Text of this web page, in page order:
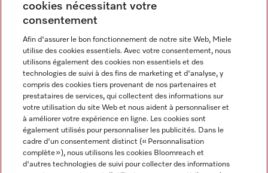
Découvrez la boutique Miele proche de chez vous
Newsletter
Miele sur Instagram
Miele sur Facebook
Miele sur Youtube
cookies nécessitant votre
consentement
Afin d'assurer le bon fonctionnement de notre site Web, Miele
utilise des cookies essentiels. Avec votre consentement, nous
utilisons également des cookies non essentiels et des
technologies de suivi à des fins de marketing et d'analyse, y
compris des cookies tiers provenant de nos partenaires et
prestataires de services, qui collectent des informations sur
votre utilisation du site Web et nous aident à personnaliser et
à améliorer votre expérience en ligne. Les cookies sont
également utilisés pour personnaliser les publicités. Dans le
cadre d'un consentement distinct (« Personnalisation
complète »), nous utilisons les cookies Bloomreach et
d'autres technologies de suivi pour collecter des informations